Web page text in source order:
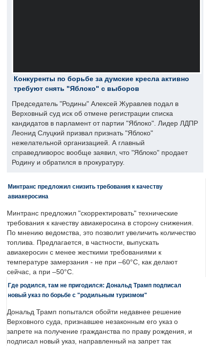
Конкуренты по борьбе за думские кресла активно
требуют снять "Яблоко" с выборов
Председатель "Родины" Алексей Журавлев подал в
Верховный суд иск об отмене регистрации списка
кандидатов в парламент от партии "Яблоко". Лидер ЛДПР
Леонид Слуцкий призвал признать "Яблоко"
нежелательной организацией. А главный
справедливорос вообще заявил, что "Яблоко" продает
Родину и обратился в прокуратуру.
Минтранс предложил снизить требования к качеству
авиакеросина
Минтранс предложил "скорректировать" технические
требования к качеству авиакеросина в сторону снижения.
По мнению ведомства, это позволит увеличить количество
топлива. Предлагается, в частности, выпускать
авиакеросин с менее жесткими требованиями к
температуре замерзания - не при –60°C, как делают
сейчас, а при –50°C.
Где родился, там не пригодился: Дональд Трамп подписал
новый указ по борьбе с "родильным туризмом"
Дональд Трамп попытался обойти недавнее решение
Верховного суда, признавшее незаконным его указ о
запрете на получение гражданства по праву рождения, и
подписал новый указ, направленный на запрет так